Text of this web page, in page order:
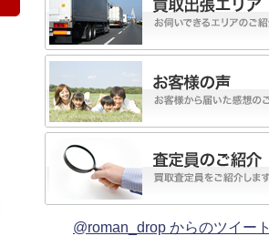
@roman_drop からのツイート